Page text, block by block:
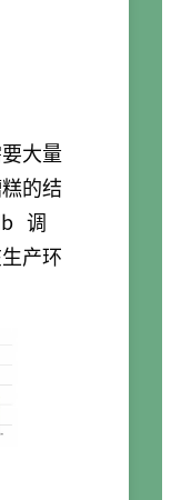
大量
的结
调
产环